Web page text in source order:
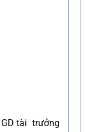
GD tài trưởng